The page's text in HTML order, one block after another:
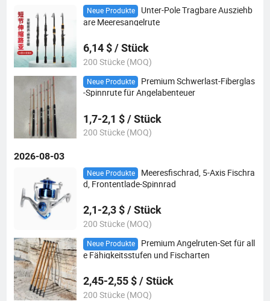
Neue Produkte
Unter-Pole Tragbare Ausziehb
are Meeresangelrute
6,14 $ / Stück
200 Stücke (MOQ)
Neue Produkte
Premium Schwerlast-Fiberglas
-Spinnrute für Angelabenteuer
1,7-2,1 $ / Stück
200 Stücke (MOQ)
2026-08-03
Neue Produkte
Meeresfischrad, 5-Axis Fischra
d, Frontentlade-Spinnrad
2,1-2,3 $ / Stück
200 Stücke (MOQ)
Neue Produkte
Premium Angelruten-Set für all
e Fähigkeitsstufen und Fischarten
2,45-2,55 $ / Stück
200 Stücke (MOQ)